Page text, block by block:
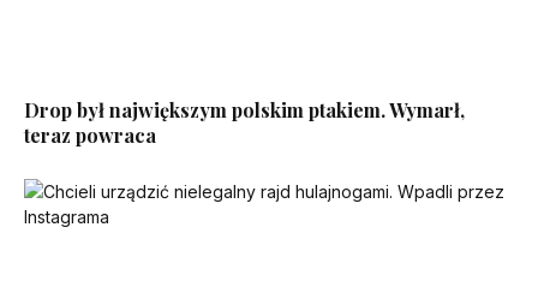
Drop był największym polskim ptakiem. Wymarł,
teraz powraca